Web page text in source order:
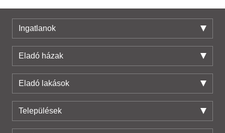
Ingatlanok
Eladó házak
Eladó lakások
Települések